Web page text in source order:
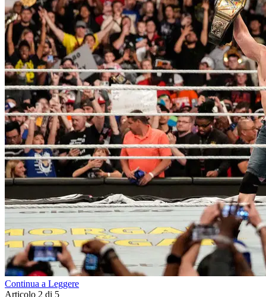
Continua a Leggere
Articolo 2 di 5